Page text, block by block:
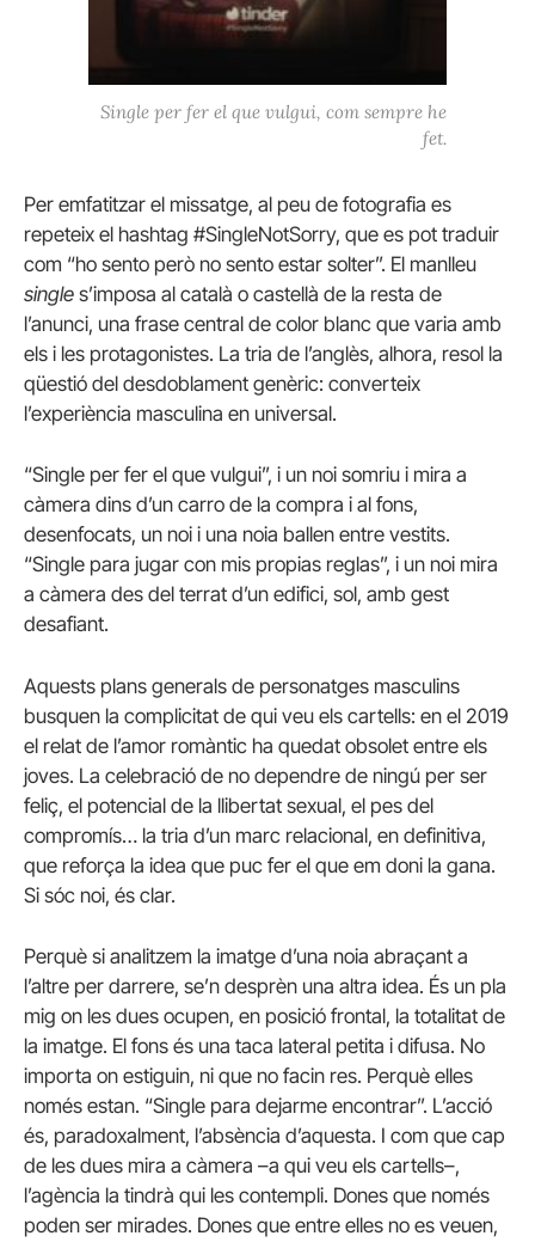
Single per fer el que vulgui, com sempre he
fet.
Per emfatitzar el missatge, al peu de fotografia es
repeteix el hashtag #SingleNotSorry, que es pot traduir
com “ho sento però no sento estar solter”. El manlleu
single s’imposa al català o castellà de la resta de
l’anunci, una frase central de color blanc que varia amb
els i les protagonistes. La tria de l’anglès, alhora, resol la
qüestió del desdoblament genèric: converteix
l’experiència masculina en universal.
“Single per fer el que vulgui”, i un noi somriu i mira a
càmera dins d’un carro de la compra i al fons,
desenfocats, un noi i una noia ballen entre vestits.
“Single para jugar con mis propias reglas”, i un noi mira
a càmera des del terrat d’un edifici, sol, amb gest
desafiant.
Aquests plans generals de personatges masculins
busquen la complicitat de qui veu els cartells: en el 2019
el relat de l’amor romàntic ha quedat obsolet entre els
joves. La celebració de no dependre de ningú per ser
feliç, el potencial de la llibertat sexual, el pes del
compromís… la tria d’un marc relacional, en definitiva,
que reforça la idea que puc fer el que em doni la gana.
Si sóc noi, és clar.
Perquè si analitzem la imatge d’una noia abraçant a
l’altre per darrere, se’n desprèn una altra idea. És un pla
mig on les dues ocupen, en posició frontal, la totalitat de
la imatge. El fons és una taca lateral petita i difusa. No
importa on estiguin, ni que no facin res. Perquè elles
només estan. “Single para dejarme encontrar”. L’acció
és, paradoxalment, l’absència d’aquesta. I com que cap
de les dues mira a càmera –a qui veu els cartells–,
l’agència la tindrà qui les contempli. Dones que només
poden ser mirades. Dones que entre elles no es veuen,